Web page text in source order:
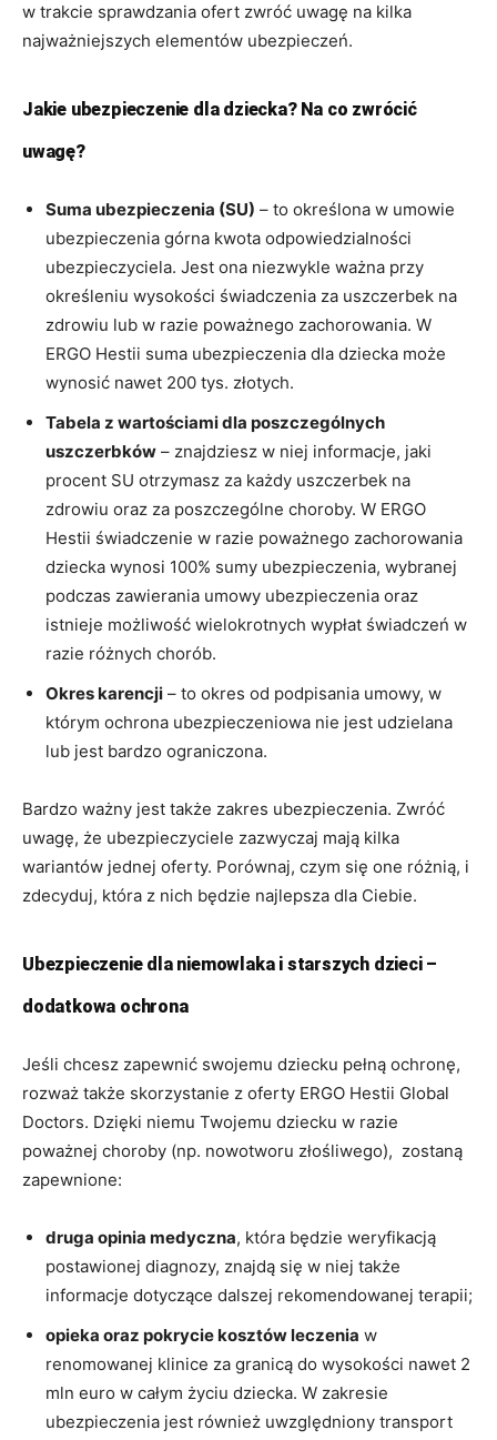
w trakcie sprawdzania ofert zwróć uwagę na kilka
najważniejszych elementów ubezpieczeń.
Jakie ubezpieczenie dla dziecka? Na co zwrócić
uwagę?
Suma ubezpieczenia (SU) – to określona w umowie
ubezpieczenia górna kwota odpowiedzialności
ubezpieczyciela. Jest ona niezwykle ważna przy
określeniu wysokości świadczenia za uszczerbek na
zdrowiu lub w razie poważnego zachorowania. W
ERGO Hestii suma ubezpieczenia dla dziecka może
wynosić nawet 200 tys. złotych.
Tabela z wartościami dla poszczególnych
uszczerbków – znajdziesz w niej informacje, jaki
procent SU otrzymasz za każdy uszczerbek na
zdrowiu oraz za poszczególne choroby. W ERGO
Hestii świadczenie w razie poważnego zachorowania
dziecka wynosi 100% sumy ubezpieczenia, wybranej
podczas zawierania umowy ubezpieczenia oraz
istnieje możliwość wielokrotnych wypłat świadczeń w
razie różnych chorób.
Okres karencji – to okres od podpisania umowy, w
którym ochrona ubezpieczeniowa nie jest udzielana
lub jest bardzo ograniczona.
Bardzo ważny jest także zakres ubezpieczenia. Zwróć
uwagę, że ubezpieczyciele zazwyczaj mają kilka
wariantów jednej oferty. Porównaj, czym się one różnią, i
zdecyduj, która z nich będzie najlepsza dla Ciebie.
Ubezpieczenie dla niemowlaka i starszych dzieci –
dodatkowa ochrona
Jeśli chcesz zapewnić swojemu dziecku pełną ochronę,
rozważ także skorzystanie z oferty ERGO Hestii Global
Doctors. Dzięki niemu Twojemu dziecku w razie
poważnej choroby (np. nowotworu złośliwego), zostaną
zapewnione:
druga opinia medyczna, która będzie weryfikacją
postawionej diagnozy, znajdą się w niej także
informacje dotyczące dalszej rekomendowanej terapii;
opieka oraz pokrycie kosztów leczenia w
renomowanej klinice za granicą do wysokości nawet 2
mln euro w całym życiu dziecka. W zakresie
ubezpieczenia jest również uwzględniony transport